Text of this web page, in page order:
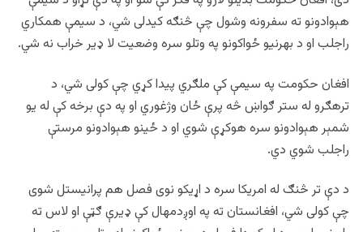
هېوادونو ته سفرونه وشول چې څنګه کیدلی شي، د سیمې همکاري
راجلب او د بهرنیو ځواکونو په وتلو سره وضعیت لا ډیر خراب نه شي.
افغان حکومت په سیمې کې ملګري پيدا کړي چې کولی شي، د
ترهګرو له ستر ګواښ څه پرې ځان وژغوري او په دې برخه کې له یو
شمېر هېوادونو سره هوکړې شوي او د ځینو هېوادونو مرستې
راجلب شوي دي.
د دې تر څنګ له امریکا سره د اړیکو نوی فصل هم پرانیستل شوی
چې کولی شي، افغانستان ته په اوږدمهال کې ډیرې ګټې او لاس ته